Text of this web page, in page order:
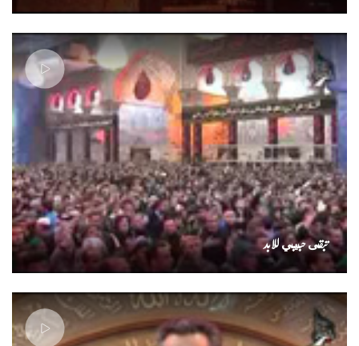
تبقى حبيبي للابد